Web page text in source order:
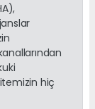
hiç